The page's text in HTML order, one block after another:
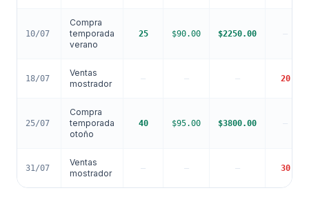
10/07
Compra
temporada
verano
25 $90.00 $2250.00 —
18/07
Ventas
mostrador
— — — 20
25/07
Compra
temporada
otoño
40 $95.00 $3800.00 —
31/07
Ventas
mostrador
— — — 30